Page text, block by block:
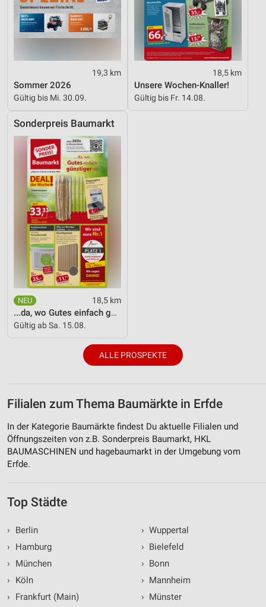
19,3 km
Sommer 2026
Gültig bis Mi. 30.09.
18,5 km
Unsere Wochen-Knaller!
Gültig bis Fr. 14.08.
Sonderpreis Baumarkt
18,5 km
...da, wo Gutes einfach günstiger ist!
Gültig ab Sa. 15.08.
ALLE PROSPEKTE
Filialen zum Thema Baumärkte in Erfde
In der Kategorie Baumärkte findest Du aktuelle Filialen und
Öffnungszeiten von z.B. Sonderpreis Baumarkt, HKL
BAUMASCHINEN und hagebaumarkt in der Umgebung vom
Erfde.
Top Städte
›
Berlin
›
Hamburg
›
München
›
Köln
›
Frankfurt (Main)
› Wuppertal
› Bielefeld
› Bonn
› Mannheim
› Münster